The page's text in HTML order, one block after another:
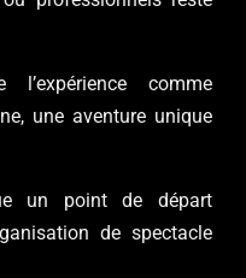
comme
une aventure unique
un point de départ
de spectacle